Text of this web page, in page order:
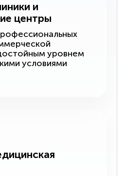
и
центры
уровнем
условиями